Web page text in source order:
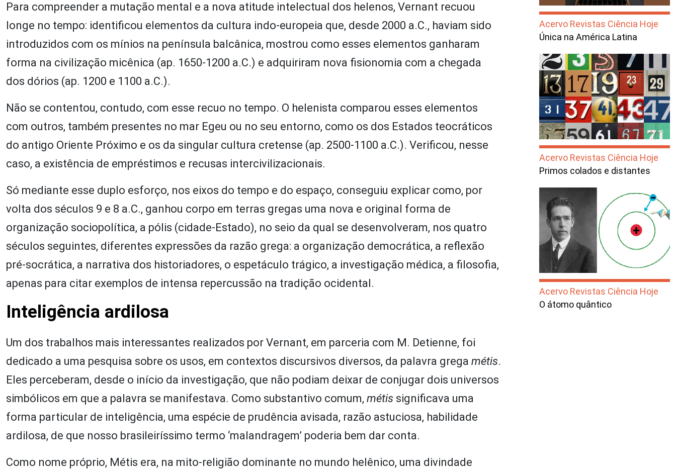
Para compreender a mutação mental e a nova atitude intelectual dos helenos, Vernant recuou
longe no tempo: identificou elementos da cultura indo-europeia que, desde 2000 a.C., haviam sido
introduzidos com os mínios na península balcânica, mostrou como esses elementos ganharam
forma na civilização micênica (ap. 1650-1200 a.C.) e adquiriram nova fisionomia com a chegada
dos dórios (ap. 1200 e 1100 a.C.).
Não se contentou, contudo, com esse recuo no tempo. O helenista comparou esses elementos
com outros, também presentes no mar Egeu ou no seu entorno, como os dos Estados teocráticos
do antigo Oriente Próximo e os da singular cultura cretense (ap. 2500-1100 a.C.). Verificou, nesse
caso, a existência de empréstimos e recusas intercivilizacionais.
Só mediante esse duplo esforço, nos eixos do tempo e do espaço, conseguiu explicar como, por
volta dos séculos 9 e 8 a.C., ganhou corpo em terras gregas uma nova e original forma de
organização sociopolítica, a pólis (cidade-Estado), no seio da qual se desenvolveram, nos quatro
séculos seguintes, diferentes expressões da razão grega: a organização democrática, a reflexão
pré-socrática, a narrativa dos historiadores, o espetáculo trágico, a investigação médica, a filosofia,
apenas para citar exemplos de intensa repercussão na tradição ocidental.
Inteligência ardilosa
Um dos trabalhos mais interessantes realizados por Vernant, em parceria com M. Detienne, foi
dedicado a uma pesquisa sobre os usos, em contextos discursivos diversos, da palavra grega métis.
Eles perceberam, desde o início da investigação, que não podiam deixar de conjugar dois universos
simbólicos em que a palavra se manifestava. Como substantivo comum, métis significava uma
forma particular de inteligência, uma espécie de prudência avisada, razão astuciosa, habilidade
ardilosa, de que nosso brasileiríssimo termo ‘malandragem’ poderia bem dar conta.
Como nome próprio, Métis era, na mito-religião dominante no mundo helênico, uma divindade
Acervo Revistas Ciência Hoje
Única na América Latina
Acervo Revistas Ciência Hoje
Primos colados e distantes
Acervo Revistas Ciência Hoje
O átomo quântico